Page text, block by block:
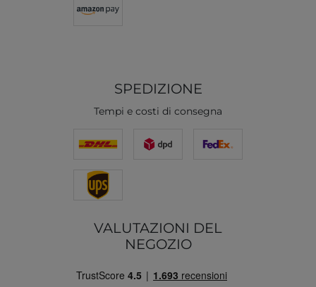
SPEDIZIONE
Tempi e costi di consegna
VALUTAZIONI DEL
NEGOZIO